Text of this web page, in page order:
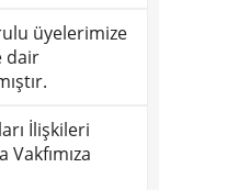
üyelerimize
dair
İlişkileri